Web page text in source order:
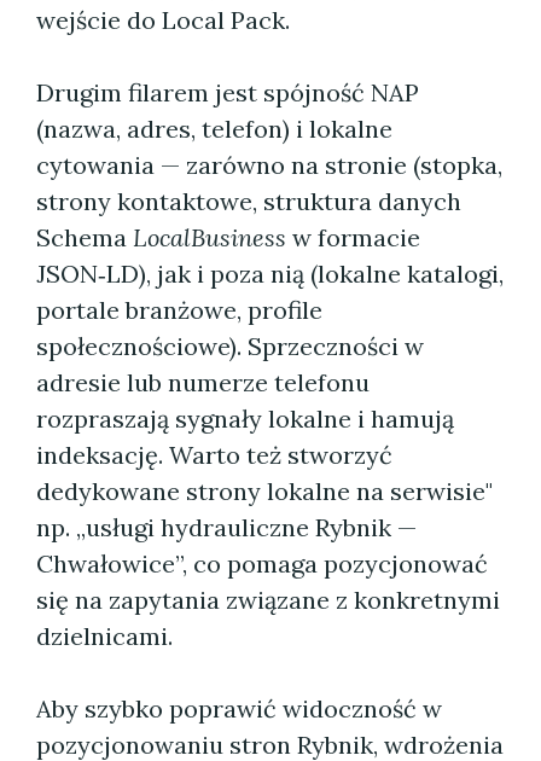
wejście do Local Pack.
Drugim filarem jest spójność NAP
(nazwa, adres, telefon) i lokalne
cytowania — zarówno na stronie (stopka,
strony kontaktowe, struktura danych
Schema LocalBusiness w formacie
JSON‑LD), jak i poza nią (lokalne katalogi,
portale branżowe, profile
społecznościowe). Sprzeczności w
adresie lub numerze telefonu
rozpraszają sygnały lokalne i hamują
indeksację. Warto też stworzyć
dedykowane strony lokalne na serwisie"
np. „usługi hydrauliczne Rybnik —
Chwałowice”, co pomaga pozycjonować
się na zapytania związane z konkretnymi
dzielnicami.
Aby szybko poprawić widoczność w
pozycjonowaniu stron Rybnik, wdrożenia